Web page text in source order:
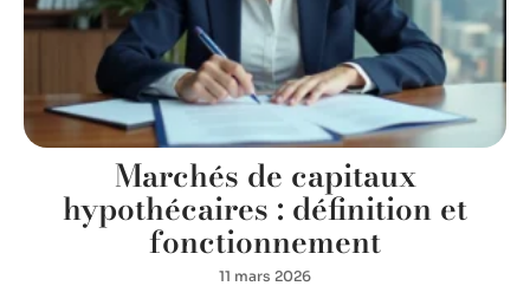
Marchés de capitaux
hypothécaires : définition et
fonctionnement
11 mars 2026